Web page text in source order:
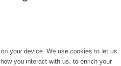
your device. We use cookies to let us
you interact with us, to enrich your